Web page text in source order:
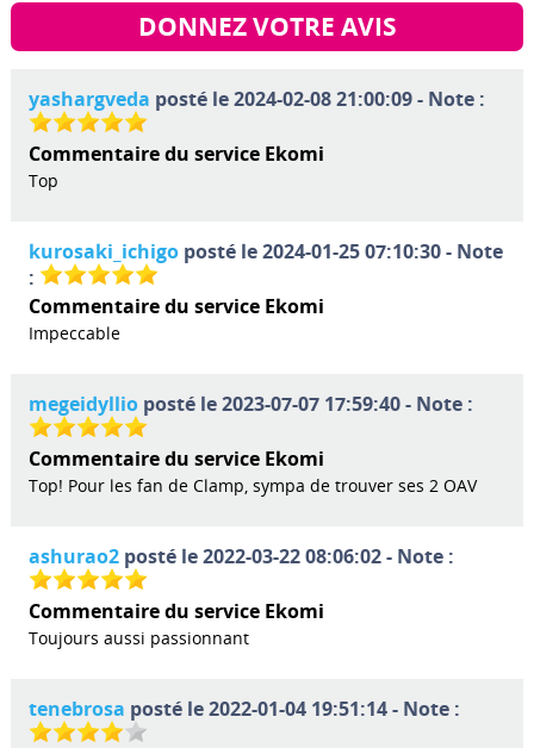
DONNEZ VOTRE AVIS
yashargveda posté le 2024-02-08 21:00:09 - Note :
Commentaire du service Ekomi
Top
kurosaki_ichigoposté le 2024-01-25 07:10:30 - Note
:
Commentaire du service Ekomi
Impeccable
megeidyllioposté le 2023-07-07 17:59:40 - Note :
Commentaire du service Ekomi
Top! Pour les fan de Clamp, sympa de trouver ses 2 OAV
ashurao2posté le 2022-03-22 08:06:02 - Note :
Commentaire du service Ekomi
Toujours aussi passionnant
tenebrosa posté le 2022-01-04 19:51:14 - Note :